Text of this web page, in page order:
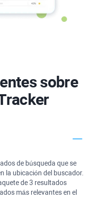
sobre
de búsqueda que se
la ubicación del buscador.
de 3 resultados
más relevantes en el